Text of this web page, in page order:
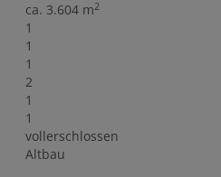
ca. 3.604 m2
1
1
1
2
1
1
vollerschlossen
Altbau